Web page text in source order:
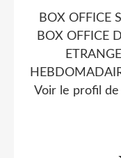
BOX OFFICE
BOX OFFICE
Voir le profil de